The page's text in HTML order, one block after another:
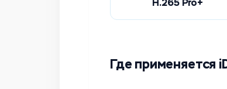
H.265 Pro+
Где применяется